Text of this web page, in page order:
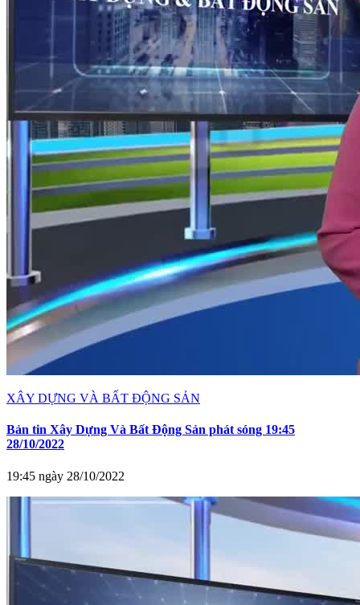
XÂY DỰNG VÀ BẤT ĐỘNG SẢN
Bản tin Xây Dựng Và Bất Động Sản phát sóng 19:45
28/10/2022
19:45 ngày 28/10/2022